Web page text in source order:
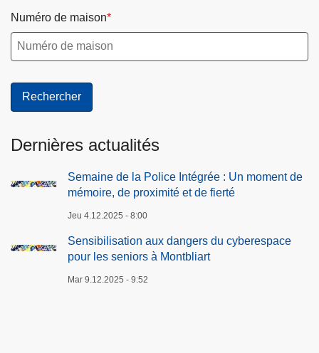
Numéro de maison
Dernières actualités
Semaine de la Police Intégrée : Un moment de
mémoire, de proximité et de fierté
Jeu 4.12.2025 - 8:00
Sensibilisation aux dangers du cyberespace
pour les seniors à Montbliart
Mar 9.12.2025 - 9:52